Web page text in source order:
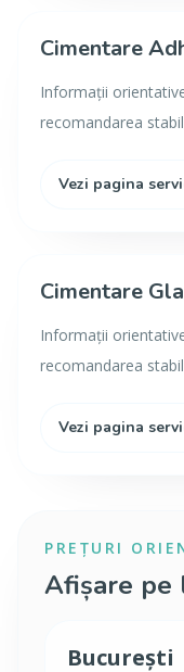
Cimentare
Informații
recomandarea
Vezi pagina
Cimentare
Informații
recomandarea
Vezi pagina
PREȚURI
Afișare pe
București